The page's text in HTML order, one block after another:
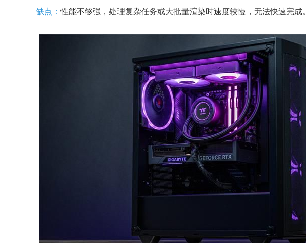
缺点：性能不够强，处理复杂任务或大批量渲染时速度较慢，无法快速完成。